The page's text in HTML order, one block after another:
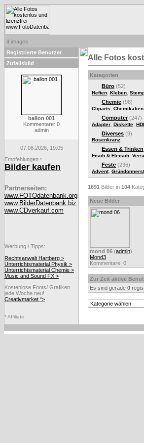
4 images
Registrierte Benutzer
Zufallsbild
ballon 001
Kommentare: 0
admin
07.08.2026, 19:05
Empfehlungen *
Bilder kaufen
Partnerseiten:
www.FOTOdatenbank.org
www.BilderDatenbank.biz
www.CDverkauf.com
Werbung / Tipps:
Rechtsanwalt Hartberg >
Unterrichtsmaterial Physik >
Unterrichtsmaterial Chemie >
Music and Sound FX >
Kostenlose Fonts/ Grafiken
jede Woche neu!
Creativmarket *>
* Affiliate.
Alle Fotos
Kategorien
Büro (52)
Heften Kleben
Chemie (98)
Cliparts Chemikalien
Computer(247)
Adapter Diskette
Diverses (9)
Rosenkranz
Essen & Trinken
Fisch & Fleisch
Feste (236)
Advent,
1691 Bilder in 104
Neue Bilder
mond 06 (admin)
Mond3
Kommentare: 0
Zur Zeit aktive
Es sind gerade 0